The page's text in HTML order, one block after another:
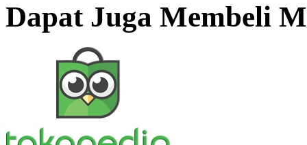
Dapat Juga Membeli